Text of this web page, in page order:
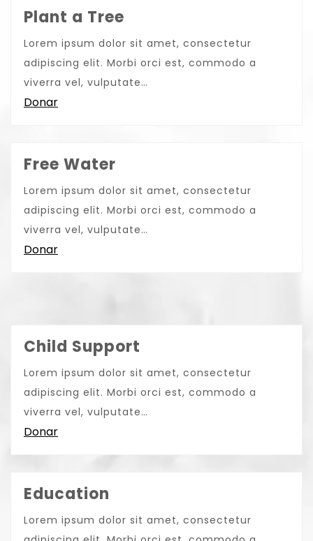
Plant a Tree
Lorem ipsum dolor sit amet, consectetur
adipiscing elit. Morbi orci est, commodo a
viverra vel, vulputate…
Donar
Free Water
Lorem ipsum dolor sit amet, consectetur
adipiscing elit. Morbi orci est, commodo a
viverra vel, vulputate…
Donar
Child Support
Lorem ipsum dolor sit amet, consectetur
adipiscing elit. Morbi orci est, commodo a
viverra vel, vulputate…
Donar
Education
Lorem ipsum dolor sit amet, consectetur